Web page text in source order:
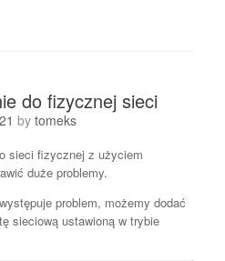
do fizycznej sieci
by tomeks
sieci fizycznej z użyciem
duże problemy.
problem, możemy dodać
sieciową ustawioną w trybie